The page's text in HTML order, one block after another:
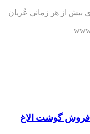
بیش از هر زمانی عُریان
فروش گوشت الاغ